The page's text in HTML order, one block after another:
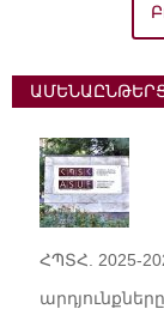
ՀՊՏՀ. 2025-
արդյունքները